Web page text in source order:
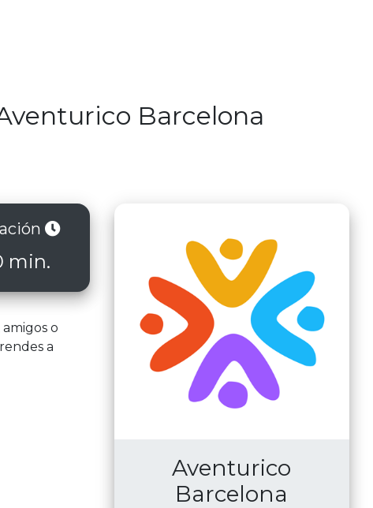
Barcelona
min.
o
a
Aventurico
Barcelona